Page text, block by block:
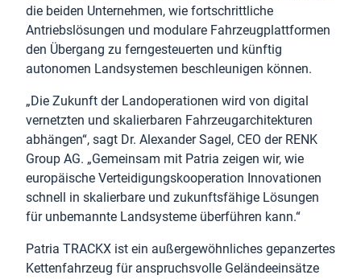
die beiden Unternehmen, wie fortschrittliche
Antriebslösungen und modulare Fahrzeugplattformen
den Übergang zu ferngesteuerten und künftig
autonomen Landsystemen beschleunigen können.
„Die Zukunft der Landoperationen wird von digital
vernetzten und skalierbaren Fahrzeugarchitekturen
abhängen“, sagt Dr. Alexander Sagel, CEO der RENK
Group AG. „Gemeinsam mit Patria zeigen wir, wie
europäische Verteidigungskooperation Innovationen
schnell in skalierbare und zukunftsfähige Lösungen
für unbemannte Landsysteme überführen kann.“
Patria TRACKX ist ein außergewöhnliches gepanzertes
Kettenfahrzeug für anspruchsvolle Geländeeinsätze